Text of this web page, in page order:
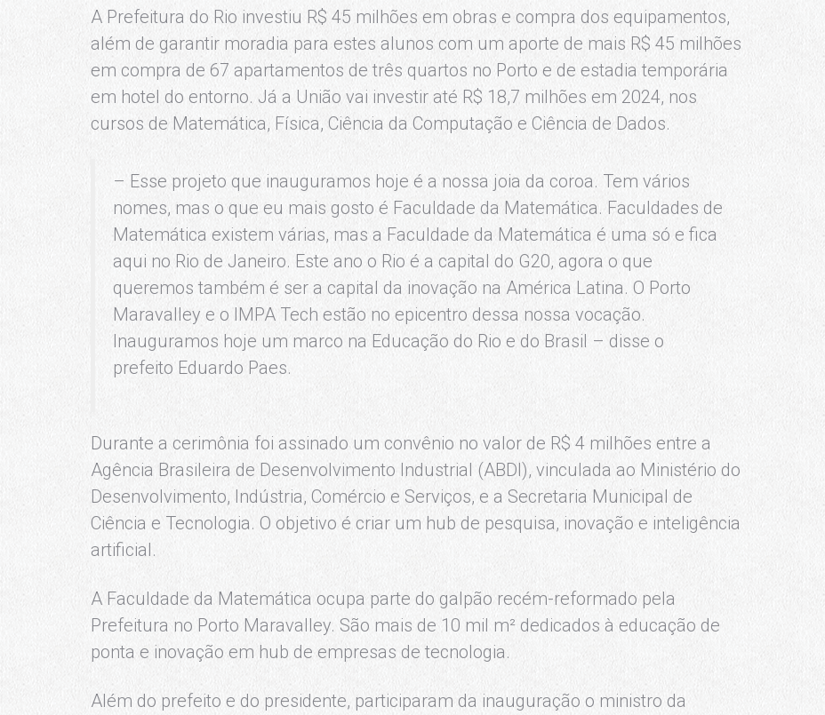
A Prefeitura do Rio investiu R$ 45 milhões em obras e compra dos equipamentos,
além de garantir moradia para estes alunos com um aporte de mais R$ 45 milhões
em compra de 67 apartamentos de três quartos no Porto e de estadia temporária
em hotel do entorno. Já a União vai investir até R$ 18,7 milhões em 2024, nos
cursos de Matemática, Física, Ciência da Computação e Ciência de Dados.
– Esse projeto que inauguramos hoje é a nossa joia da coroa. Tem vários
nomes, mas o que eu mais gosto é Faculdade da Matemática. Faculdades de
Matemática existem várias, mas a Faculdade da Matemática é uma só e fica
aqui no Rio de Janeiro. Este ano o Rio é a capital do G20, agora o que
queremos também é ser a capital da inovação na América Latina. O Porto
Maravalley e o IMPA Tech estão no epicentro dessa nossa vocação.
Inauguramos hoje um marco na Educação do Rio e do Brasil – disse o
prefeito Eduardo Paes.
Durante a cerimônia foi assinado um convênio no valor de R$ 4 milhões entre a
Agência Brasileira de Desenvolvimento Industrial (ABDI), vinculada ao Ministério do
Desenvolvimento, Indústria, Comércio e Serviços, e a Secretaria Municipal de
Ciência e Tecnologia. O objetivo é criar um hub de pesquisa, inovação e inteligência
artificial.
A Faculdade da Matemática ocupa parte do galpão recém-reformado pela
Prefeitura no Porto Maravalley. São mais de 10 mil m² dedicados à educação de
ponta e inovação em hub de empresas de tecnologia.
Além do prefeito e do presidente, participaram da inauguração o ministro da